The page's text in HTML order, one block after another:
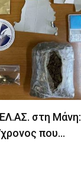
στη Μάνη:
που…